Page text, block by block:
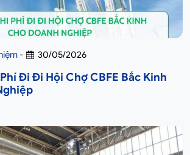
- 30/05/2026
Đi Đi Hội Chợ CBFE Bắc Kinh